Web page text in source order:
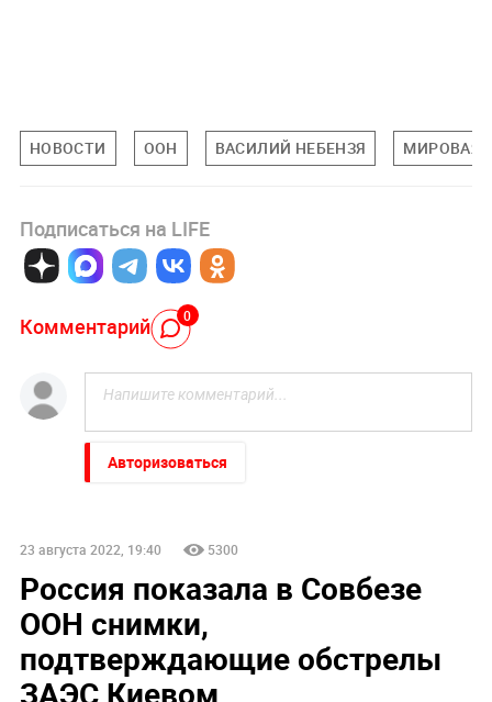
НОВОСТИ ООН ВАСИЛИЙ НЕБЕНЗЯ МИРОВАЯ
Подписаться на LIFE
Комментарий 0
Авторизоваться
23 августа 2022, 19:40 5300
Россия показала в Совбезе
ООН снимки,
подтверждающие обстрелы
ЗАЭС Киевом